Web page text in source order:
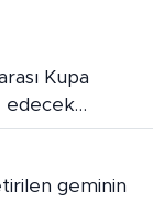
edecek